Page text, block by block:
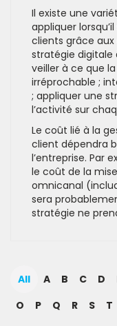
Il existe une
appliquer
clients grâce
stratégie digitale
veiller à ce que
irréprochable ;
; appliquer une
l’activité sur
Le coût lié à la
client dépendra
l’entreprise. Par
le coût de la
omnicanal
sera
stratégie ne
All A B C D
O
P Q R S T